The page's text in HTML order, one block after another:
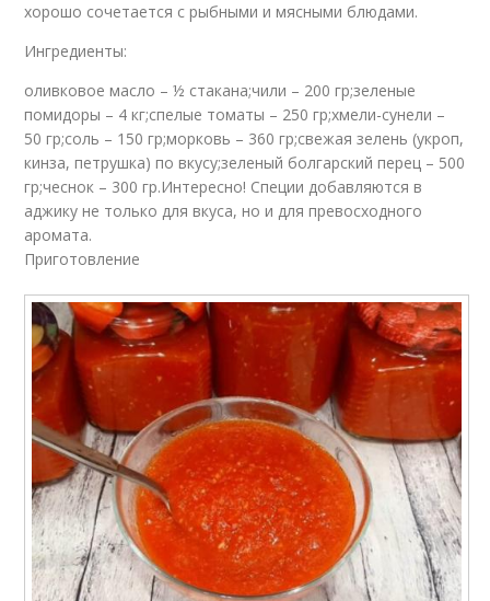
хорошо сочетается с рыбными и мясными блюдами.
Ингредиенты:
оливковое масло – ½ стакана;чили – 200 гр;зеленые
помидоры – 4 кг;спелые томаты – 250 гр;хмели-сунели –
50 гр;соль – 150 гр;морковь – 360 гр;свежая зелень (укроп,
кинза, петрушка) по вкусу;зеленый болгарский перец – 500
гр;чеснок – 300 гр.Интересно! Специи добавляются в
аджику не только для вкуса, но и для превосходного
аромата.
Приготовление